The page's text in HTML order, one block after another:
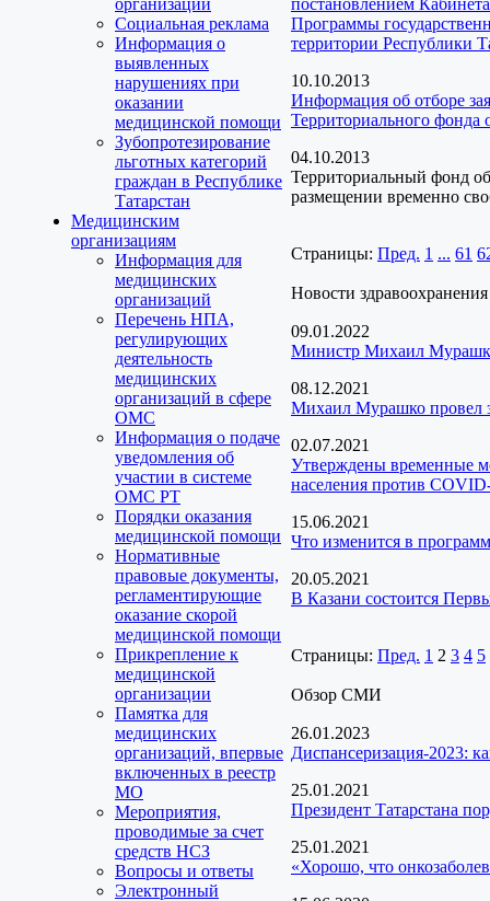
организации
Социальная реклама
Информация о
выявленных
нарушениях при
оказании
медицинской помощи
Зубопротезирование
льготных категорий
граждан в Республике
Татарстан
Медицинским
организациям
Информация для
медицинских
организаций
Перечень НПА,
регулирующих
деятельность
медицинских
организаций в сфере
ОМС
Информация о подаче
уведомления об
участии в системе
ОМС РТ
Порядки оказания
медицинской помощи
Нормативные
правовые документы,
регламентирующие
оказание скорой
медицинской помощи
Прикрепление к
медицинской
организации
Памятка для
медицинских
организаций, впервые
включенных в реестр
МО
Мероприятия,
проводимые за счет
средств НСЗ
Вопросы и ответы
Электронный
постановлением
Программы
территории Республики
10.10.2013
Информация об отборе
Территориального фонда
04.10.2013
Территориальный фонд
размещении временно
Страницы: Пред. 1 ... 61
Новости здравоохранения
09.01.2022
Министр Михаил
08.12.2021
Михаил Мурашко провел
02.07.2021
Утверждены временные
населения против
15.06.2021
Что изменится в
20.05.2021
В Казани состоится
Страницы: Пред. 1 2 3 4 5
Обзор СМИ
26.01.2023
Диспансеризация-2023:
25.01.2021
Президент Татарстана
25.01.2021
«Хорошо, что